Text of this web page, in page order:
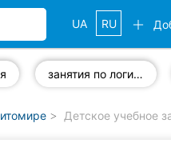
UA RU
занятия по логике
Детское учебное